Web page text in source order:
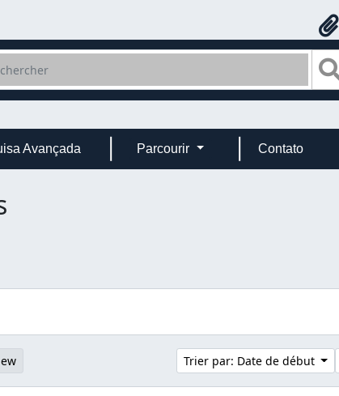
options
Avançada Parcourir Contato
Trier par: Date de début